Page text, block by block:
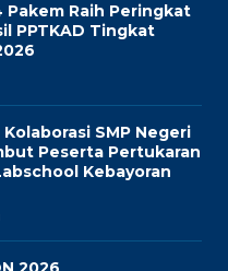
Pakem Raih Peringkat
PPTKAD Tingkat
SMP Negeri
Peserta Pertukaran
Kebayoran